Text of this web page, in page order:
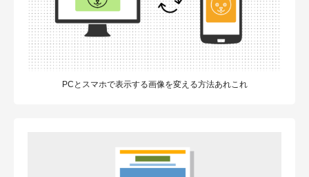
PCとスマホで表示する画像を変える方法あれこれ